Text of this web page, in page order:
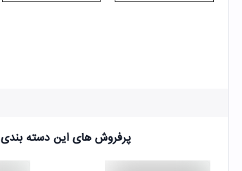
پرفروش های این دسته بندی